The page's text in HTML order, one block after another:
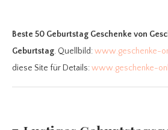
Beste 50 Geburtstag Geschenke von
Geburtstag. Quellbild:www.geschenke-
diese Site für Details:www.geschenke-